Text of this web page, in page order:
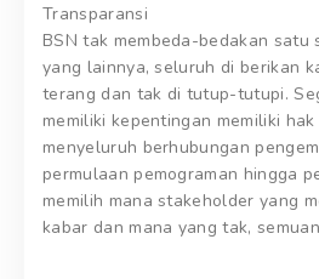
Transparansi
BSN tak membeda-bedakan satu
yang lainnya, seluruh di berikan
terang dan tak di tutup-tutupi.
memiliki kepentingan memiliki
menyeluruh berhubungan
permulaan pemograman hingga
memilih mana stakeholder yang
kabar dan mana yang tak,